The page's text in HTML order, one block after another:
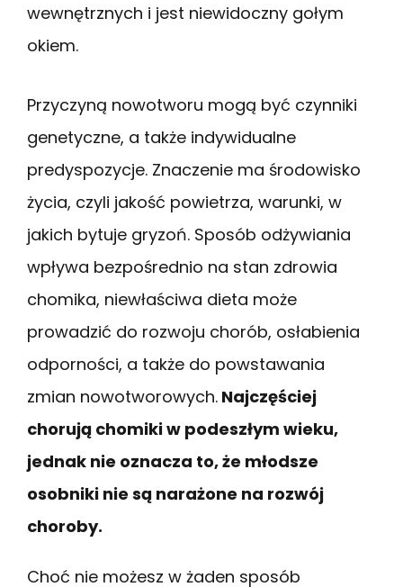
wewnętrznych i jest niewidoczny gołym
okiem.
Przyczyną nowotworu mogą być czynniki
genetyczne, a także indywidualne
predyspozycje. Znaczenie ma środowisko
życia, czyli jakość powietrza, warunki, w
jakich bytuje gryzoń. Sposób odżywiania
wpływa bezpośrednio na stan zdrowia
chomika, niewłaściwa dieta może
prowadzić do rozwoju chorób, osłabienia
odporności, a także do powstawania
zmian nowotworowych. Najczęściej
chorują chomiki w podeszłym wieku,
jednak nie oznacza to, że młodsze
osobniki nie są narażone na rozwój
choroby.
Choć nie możesz w żaden sposób